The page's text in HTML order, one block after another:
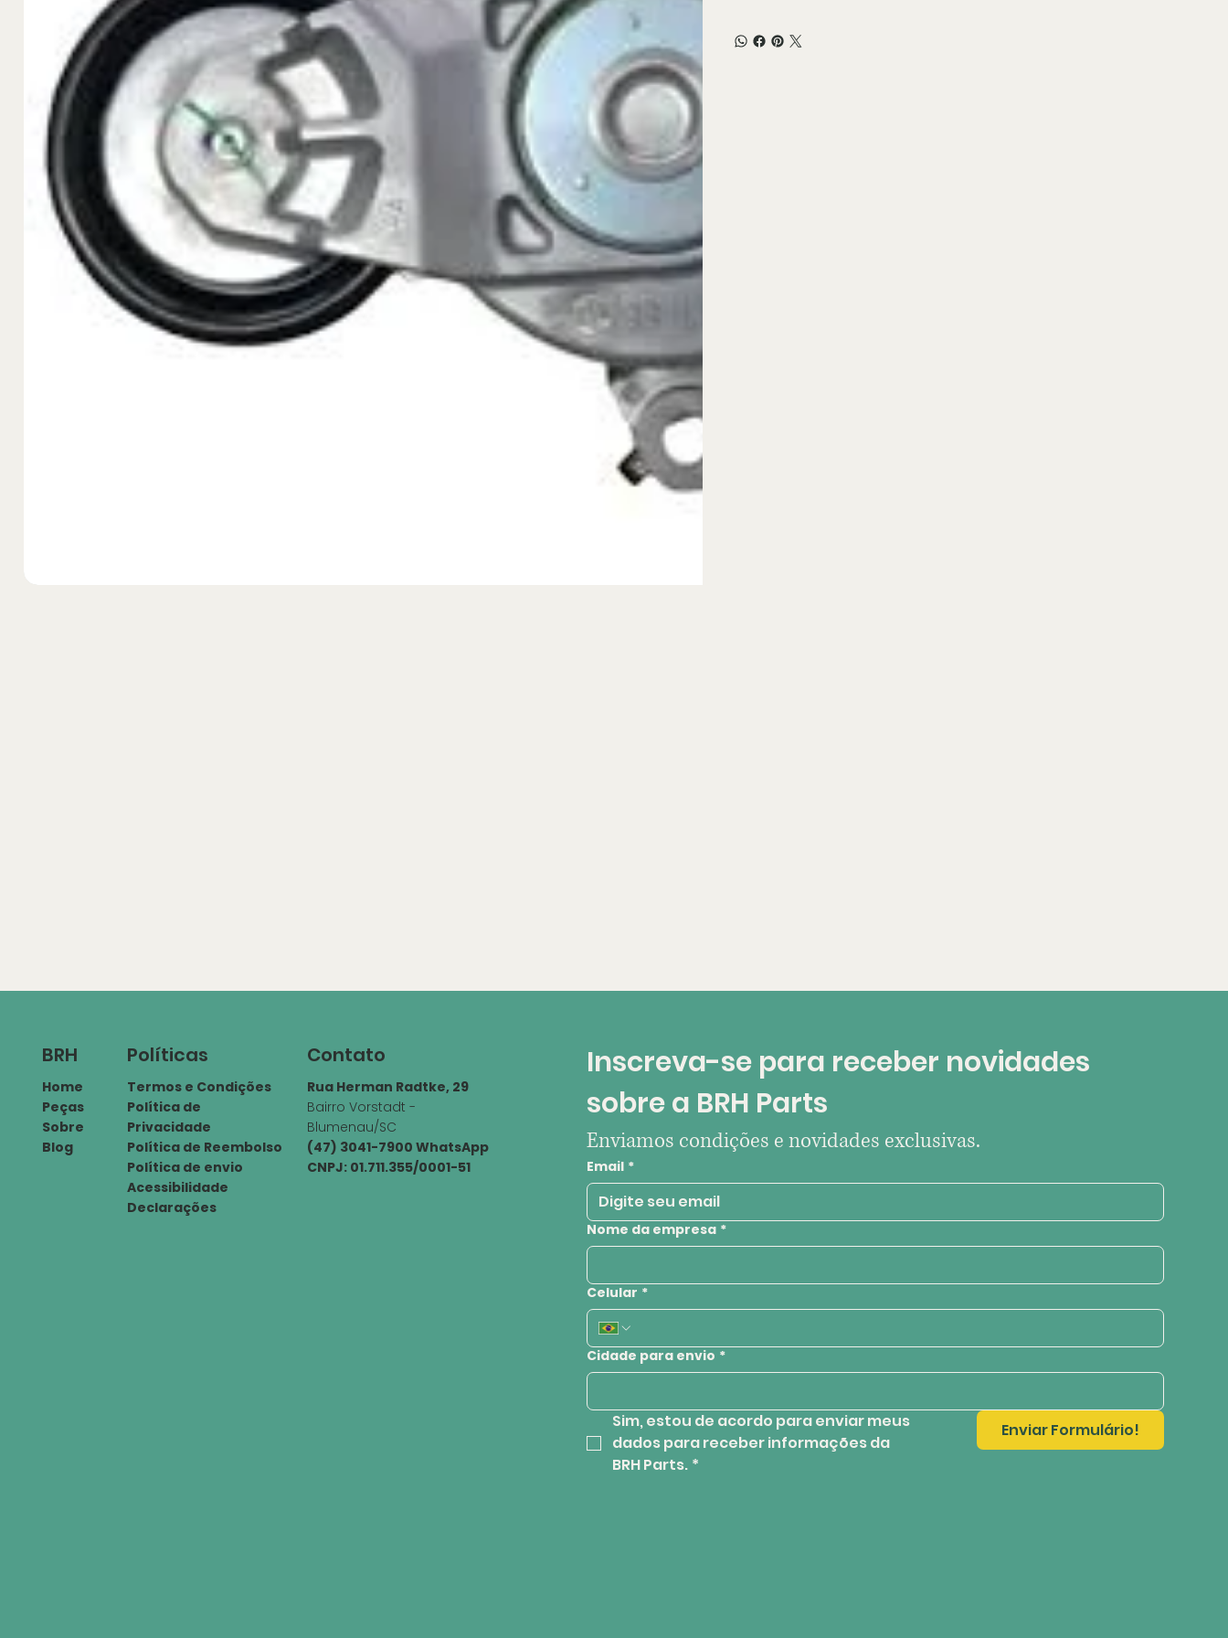
BRH
Home
Peças
Sobre
Blog
Políticas
Termos e Condições
Política de
Privacidade
Política de Reembolso
Política de envio
Acessibilidade
Declarações
Contato
Rua Herman Radtke, 29
Bairro Vorstadt -
Blumenau/SC
(47) 3041-7900 WhatsApp
CNPJ: 01.711.355/0001-51
Inscreva-se para receber novidades
sobre a BRH Parts
Enviamos condições e novidades exclusivas.
Email *
Nome da empresa *
Celular *
Cidade para envio *
Sim, estou de acordo para enviar meus
dados para receber informações da
BRH Parts. *
Enviar Formulário!